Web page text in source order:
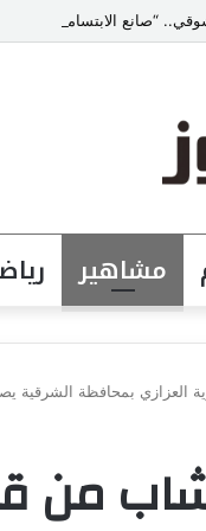
“صانع الابتسامات”
مشاهير
بمحافظة الشرقية
من